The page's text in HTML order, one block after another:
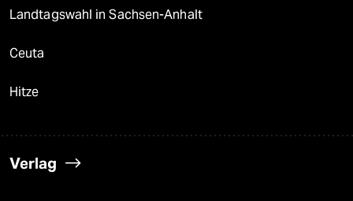
Landtagswahl in Sachsen-Anhalt
Ceuta
Hitze
Verlag